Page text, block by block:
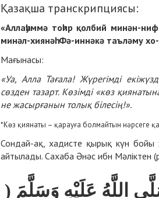
Қазақша транскрипциясы:
«Аллаһуммә тоһһир қолбий минән-
минәл-хиянәһ. Фә-иннәкә таъләму
Мағынасы:
«Уа, Алла Тағала! Жүрегімді
сөзден тазарт. Көзімді «көз
не жасырғанын толық білесің!».
*Көз қиянаты – қарауға болмайтын нәрсеге
Сондай-ақ, хадисте қырық күн бойы
айтылады. Сахаба Әнәс ибн Мәліктен
اللَّهُ عَلَيْهِ وَسَلَّمَ (